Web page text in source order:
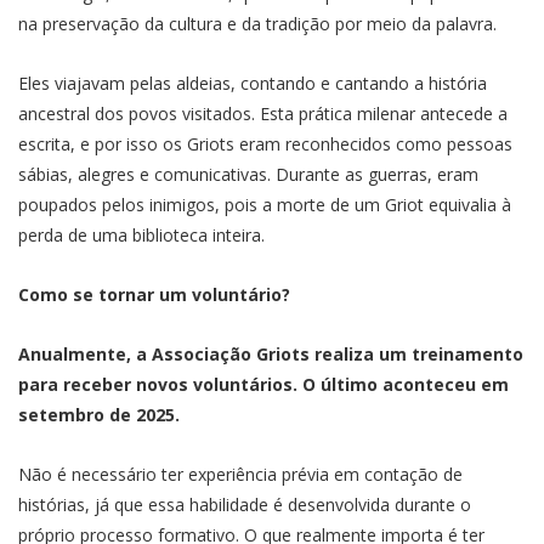
na preservação da cultura e da tradição por meio da palavra.
Eles viajavam pelas aldeias, contando e cantando a história
ancestral dos povos visitados. Esta prática milenar antecede a
escrita, e por isso os Griots eram reconhecidos como pessoas
sábias, alegres e comunicativas. Durante as guerras, eram
poupados pelos inimigos, pois a morte de um Griot equivalia à
perda de uma biblioteca inteira.
Como se tornar um voluntário?
Anualmente, a Associação Griots realiza um treinamento
para receber novos voluntários. O último aconteceu em
setembro de 2025.
Não é necessário ter experiência prévia em contação de
histórias, já que essa habilidade é desenvolvida durante o
próprio processo formativo. O que realmente importa é ter